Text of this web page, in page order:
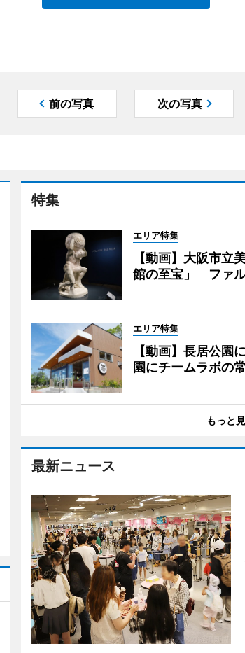
前の写真 次の写真
特集
エリア特集
【動画】大阪市立
館の至宝」 ファ
エリア特集
【動画】長居公
園にチームラボの
もっと
最新ニュース